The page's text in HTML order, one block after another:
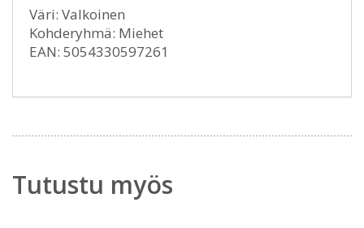
Väri: Valkoinen
Kohderyhmä: Miehet
EAN: 5054330597261
Tutustu myös